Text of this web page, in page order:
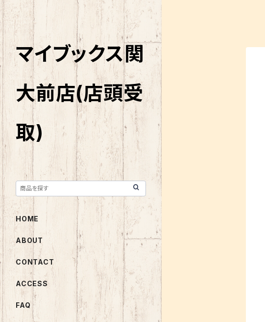
マイブックス関
大前店(店頭受
取)
HOME
ABOUT
CONTACT
ACCESS
FAQ